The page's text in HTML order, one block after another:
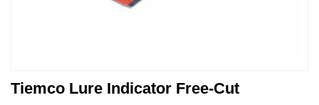
Tiemco Lure Indicator Free-Cut